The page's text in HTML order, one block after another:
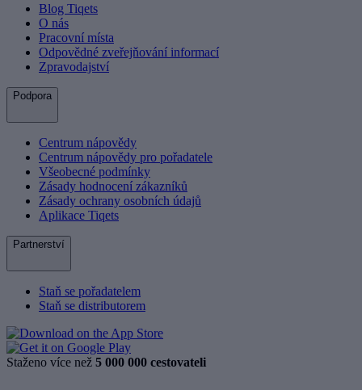
Blog Tiqets
O nás
Pracovní místa
Odpovědné zveřejňování informací
Zpravodajství
Podpora
Centrum nápovědy
Centrum nápovědy pro pořadatele
Všeobecné podmínky
Zásady hodnocení zákazníků
Zásady ochrany osobních údajů
Aplikace Tiqets
Partnerství
Staň se pořadatelem
Staň se distributorem
Staženo více než 5 000 000 cestovateli